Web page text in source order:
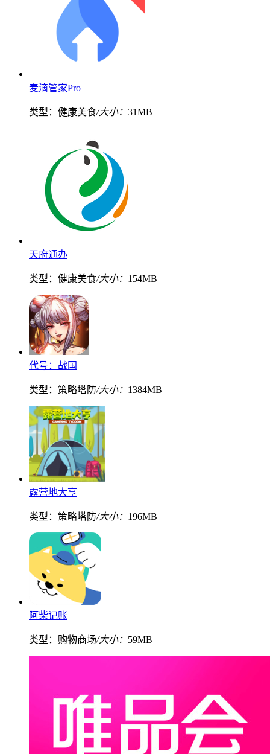
麦滴管家Pro
类型：健康美食/大小： 31MB
天府通办
类型：健康美食/大小： 154MB
代号：战国
类型：策略塔防/大小： 1384MB
露营地大亨
类型：策略塔防/大小： 196MB
阿柴记账
类型：购物商场/大小： 59MB